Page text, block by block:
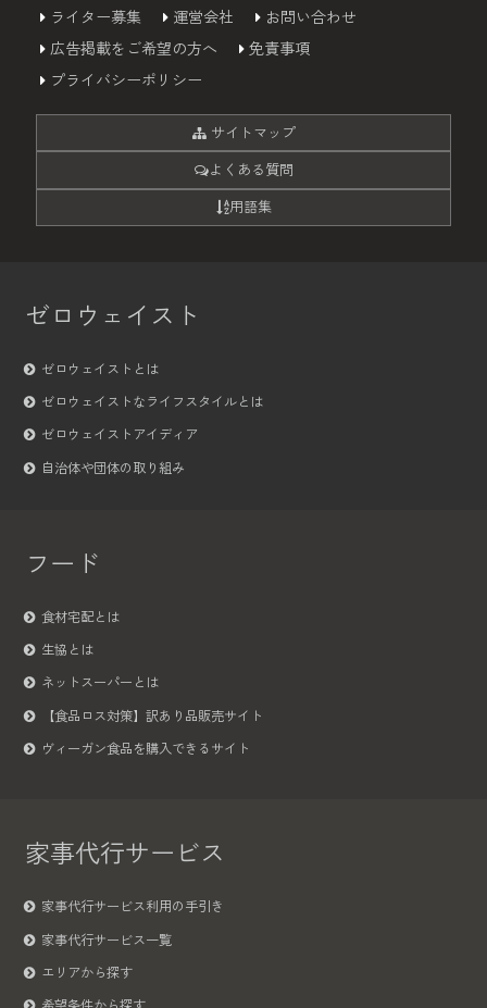
ライター募集 運営会社
お問い合わせ
広告掲載をご希望の方へ
免責事項
プライバシーポリシー
サイトマップ
よくある質問
用語集
ゼロウェイスト
ゼロウェイストとは
ゼロウェイストなライフスタイルとは
ゼロウェイストアイディア
自治体や団体の取り組み
フード
食材宅配とは
生協とは
ネットスーパーとは
【食品ロス対策】訳あり品販売サイト
ヴィーガン食品を購入できるサイト
家事代行サービス
家事代行サービス利用の手引き
家事代行サービス一覧
エリアから探す